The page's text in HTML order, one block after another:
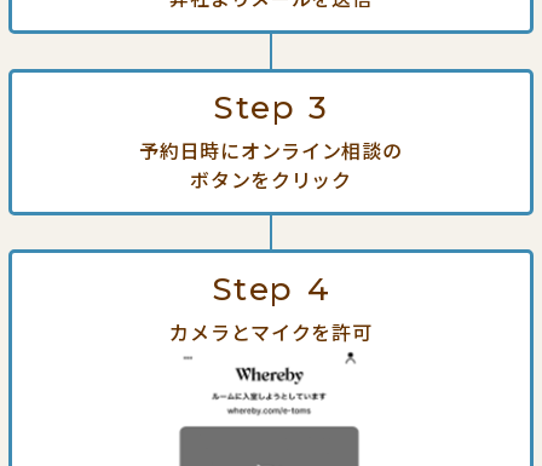
Step 3
予約日時にオンライン相談の
ボタンをクリック
Step 4
カメラとマイクを許可